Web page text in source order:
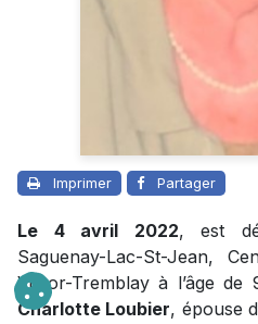
Imprimer Partager
Le 4 avril 2022, est
Saguenay-Lac-St-Jean,
Victor-Tremblay à l’âge
Charlotte Loubier, épouse